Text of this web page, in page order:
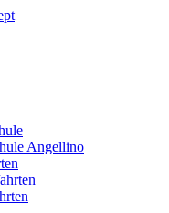
Angellino